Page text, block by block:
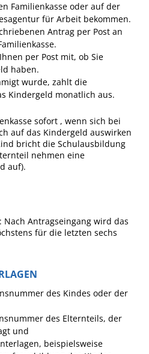
Familienkasse oder auf der
für Arbeit bekommen.
Antrag per Post an
per Post mit, ob Sie
haben.
wurde, zahlt die
Kindergeld monatlich aus.
sofort , wenn sich bei
auf das Kindergeld auswirken
bricht die Schulausbildung
nehmen eine
auf).
Nach Antragseingang wird das
für die letzten sechs
des Kindes oder der
des Elternteils, der
und
beispielsweise